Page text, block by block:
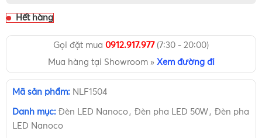
Hết hàng
Gọi đặt mua 0912.917.977(7:30 - 20:00)
Mua hàng tại Showroom » Xem đường đi
Mã sản phẩm: NLF1504
Danh mục: Đèn LED Nanoco , Đèn pha LED 50W , Đèn pha
LED Nanoco